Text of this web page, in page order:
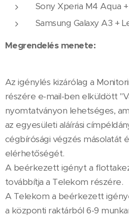
Sony Xperia M4 Aqua
Samsung Galaxy A3 +
Megrendelés menete:
Az igénylés kizárólag a
részére e-mail-ben elküldött
nyomtatványon lehetséges,
az egyesületi aláírási
cégbírósági végzés másolatát
elérhetőségét.
A beérkezett igényt a
továbbítja a Telekom részére.
A Telekom a beérkezett
a központi raktárból 6-9